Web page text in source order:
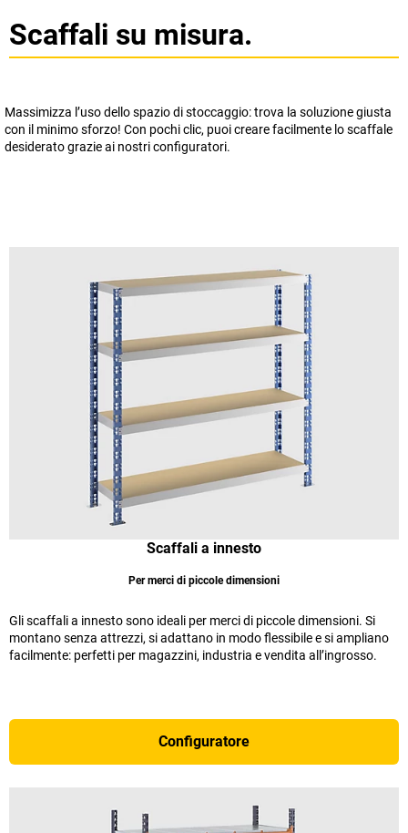
Scaffali su misura.
Massimizza l’uso dello spazio di stoccaggio: trova la soluzione giusta
con il minimo sforzo! Con pochi clic, puoi creare facilmente lo scaffale
desiderato grazie ai nostri configuratori.
Scaffali a innesto
Per merci di piccole dimensioni
Gli scaffali a innesto sono ideali per merci di piccole dimensioni. Si
montano senza attrezzi, si adattano in modo flessibile e si ampliano
facilmente: perfetti per magazzini, industria e vendita all’ingrosso.
Configuratore